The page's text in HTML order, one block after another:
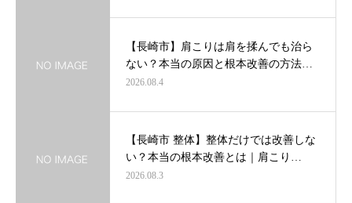
【長崎市】肩こりは肩を揉んでも治ら
ない？本当の原因と根本改善の方法…
2026.08.4
【長崎市 整体】整体だけでは改善しな
い？本当の根本改善とは｜肩こり…
2026.08.3